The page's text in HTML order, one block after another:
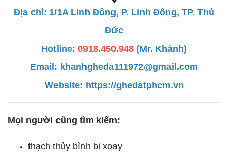
Địa chỉ: 1/1A Linh Đông, P. Linh Đông, TP. Thủ
Đức
Hotline: 0918.450.948 (Mr. Khánh)
Email: khanhgheda111972@gmail.com
Website: https://ghedatphcm.vn
Mọi người cũng tìm kiếm:
thạch thủy bình bi xoay